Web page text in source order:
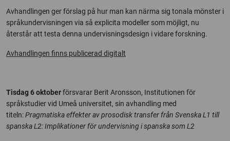
Avhandlingen ger förslag på hur man kan närma sig tonala mönster i
språkundervisningen via så explicita modeller som möjligt, nu
återstår att testa denna undervisningsdesign i vidare forskning.
Avhandlingen finns publicerad digitalt
Tisdag 6 oktoberförsvarar Berit Aronsson, Institutionen för
språkstudier vid Umeå universitet, sin avhandling med
titeln:Pragmatiska effekter av prosodisk transfer från Svenska L1 till
spanska L2: Implikationer för undervisning i spanska som L2